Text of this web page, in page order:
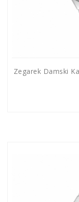
Zegarek Damski